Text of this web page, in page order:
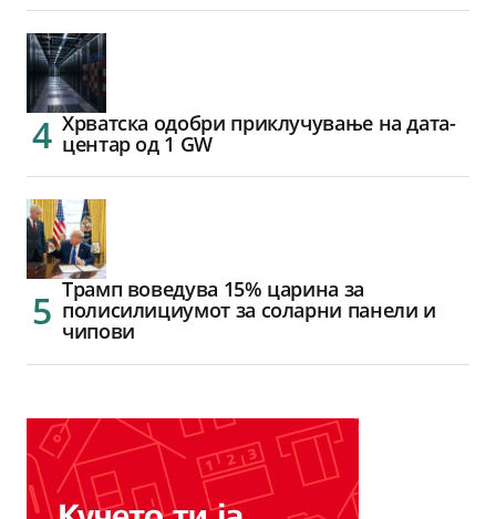
Хрватска одобри приклучување на дата-
центар од 1 GW
Трамп воведува 15% царина за
полисилициумот за соларни панели и
чипови